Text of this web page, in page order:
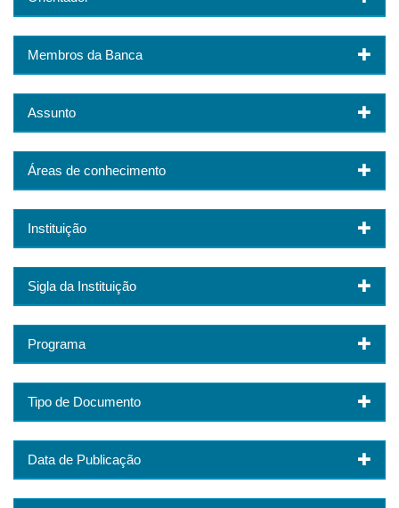
Membros da Banca
Assunto
Áreas de conhecimento
Instituição
Sigla da Instituição
Programa
Tipo de Documento
Data de Publicação